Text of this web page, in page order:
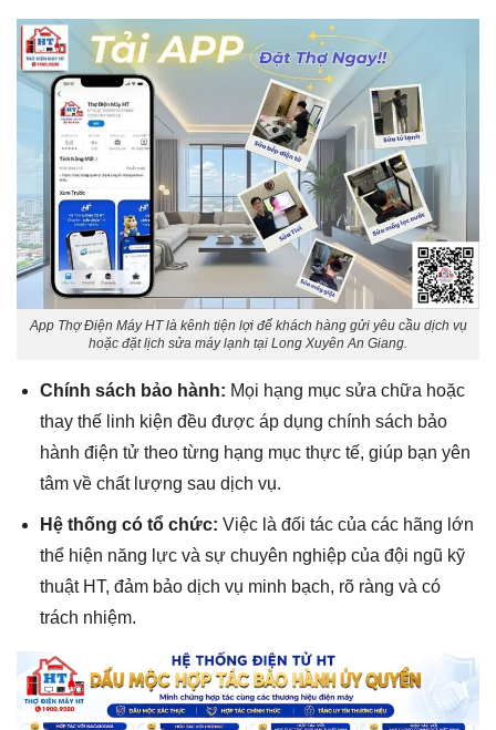
App Thợ Điện Máy HT là kênh tiện lợi để khách hàng gửi yêu cầu dịch vụ
hoặc đặt lịch sửa máy lạnh tại Long Xuyên An Giang.
Chính sách bảo hành: Mọi hạng mục sửa chữa hoặc
thay thế linh kiện đều được áp dụng chính sách bảo
hành điện tử theo từng hạng mục thực tế, giúp bạn yên
tâm về chất lượng sau dịch vụ.
Hệ thống có tổ chức: Việc là đối tác của các hãng lớn
thể hiện năng lực và sự chuyên nghiệp của đội ngũ kỹ
thuật HT, đảm bảo dịch vụ minh bạch, rõ ràng và có
trách nhiệm.